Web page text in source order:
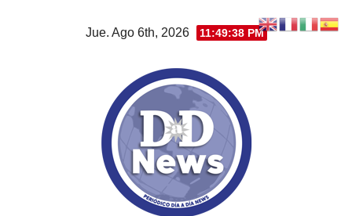
Jue. Ago 6th, 2026 11:49:38 PM